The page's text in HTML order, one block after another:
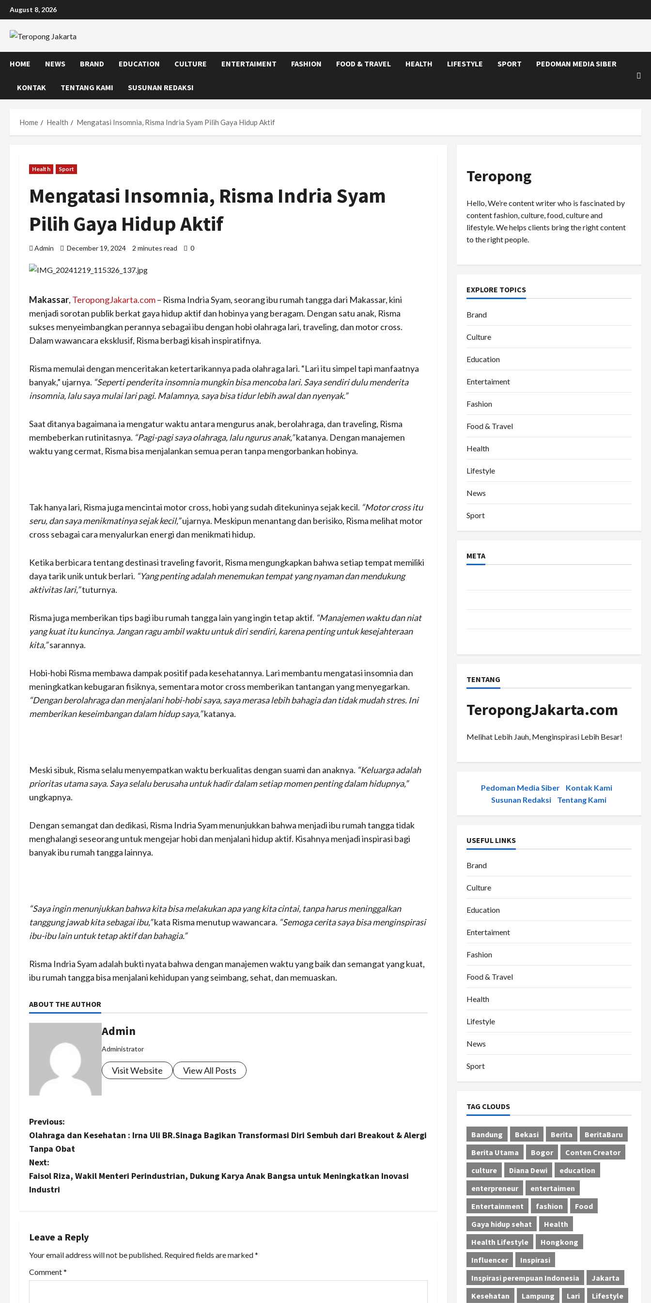
Skip
to
content
August 8, 2026
HOME NEWS BRAND EDUCATION CULTURE ENTERTAIMENT FASHION FOOD & TRAVEL HEALTH LIFESTYLE SPORT PEDOMAN MEDIA SIBER
KONTAK TENTANG KAMI SUSUNAN REDAKSI
Home Health Mengatasi Insomnia, Risma Indria Syam Pilih Gaya Hidup Aktif
Health Sport
Mengatasi Insomnia, Risma Indria Syam
Pilih Gaya Hidup Aktif
Admin December 19, 2024 2 minutes read 0
Makassar, TeropongJakarta.com– Risma Indria Syam, seorang ibu rumah tangga dari Makassar, kini
menjadi sorotan publik berkat gaya hidup aktif dan hobinya yang beragam. Dengan satu anak, Risma
sukses menyeimbangkan perannya sebagai ibu dengan hobi olahraga lari, traveling, dan motor cross.
Dalam wawancara eksklusif, Risma berbagi kisah inspiratifnya.
Risma memulai dengan menceritakan ketertarikannya pada olahraga lari. “Lari itu simpel tapi manfaatnya
banyak,” ujarnya. “Seperti penderita insomnia mungkin bisa mencoba lari. Saya sendiri dulu menderita
insomnia, lalu saya mulai lari pagi. Malamnya, saya bisa tidur lebih awal dan nyenyak.”
Saat ditanya bagaimana ia mengatur waktu antara mengurus anak, berolahraga, dan traveling, Risma
membeberkan rutinitasnya. “Pagi-pagi saya olahraga, lalu ngurus anak,”katanya. Dengan manajemen
waktu yang cermat, Risma bisa menjalankan semua peran tanpa mengorbankan hobinya.
Tak hanya lari, Risma juga mencintai motor cross, hobi yang sudah ditekuninya sejak kecil. “Motor cross itu
seru, dan saya menikmatinya sejak kecil,”ujarnya. Meskipun menantang dan berisiko, Risma melihat motor
cross sebagai cara menyalurkan energi dan menikmati hidup.
Ketika berbicara tentang destinasi traveling favorit, Risma mengungkapkan bahwa setiap tempat memiliki
daya tarik unik untuk berlari. “Yang penting adalah menemukan tempat yang nyaman dan mendukung
aktivitas lari,”tuturnya.
Risma juga memberikan tips bagi ibu rumah tangga lain yang ingin tetap aktif. “Manajemen waktu dan niat
yang kuat itu kuncinya. Jangan ragu ambil waktu untuk diri sendiri, karena penting untuk kesejahteraan
kita,”sarannya.
Hobi-hobi Risma membawa dampak positif pada kesehatannya. Lari membantu mengatasi insomnia dan
meningkatkan kebugaran fisiknya, sementara motor cross memberikan tantangan yang menyegarkan.
“Dengan berolahraga dan menjalani hobi-hobi saya, saya merasa lebih bahagia dan tidak mudah stres. Ini
memberikan keseimbangan dalam hidup saya,”katanya.
Meski sibuk, Risma selalu menyempatkan waktu berkualitas dengan suami dan anaknya. “Keluarga adalah
prioritas utama saya. Saya selalu berusaha untuk hadir dalam setiap momen penting dalam hidupnya,”
ungkapnya.
Dengan semangat dan dedikasi, Risma Indria Syam menunjukkan bahwa menjadi ibu rumah tangga tidak
menghalangi seseorang untuk mengejar hobi dan menjalani hidup aktif. Kisahnya menjadi inspirasi bagi
banyak ibu rumah tangga lainnya.
“Saya ingin menunjukkan bahwa kita bisa melakukan apa yang kita cintai, tanpa harus meninggalkan
tanggung jawab kita sebagai ibu,”kata Risma menutup wawancara. “Semoga cerita saya bisa menginspirasi
ibu-ibu lain untuk tetap aktif dan bahagia.”
Risma Indria Syam adalah bukti nyata bahwa dengan manajemen waktu yang baik dan semangat yang kuat,
ibu rumah tangga bisa menjalani kehidupan yang seimbang, sehat, dan memuaskan.
ABOUT THE AUTHOR
Admin
Administrator
Visit Website View All Posts
P
o
s
t
i
Previous:
Olahraga dan Kesehatan : Irna Uli BR.Sinaga Bagikan Transformasi Diri Sembuh dari Breakout & Alergi
Tanpa Obat
Next:
Faisol Riza, Wakil Menteri Perindustrian, Dukung Karya Anak Bangsa untuk Meningkatkan Inovasi
Industri
Leave a Reply
Your email address will not be published. Required fields are marked*
Comment*
Teropong
Hello, We’re content writer who is fascinated by
content fashion, culture, food, culture and
lifestyle. We helps clients bring the right content
to the right people.
EXPLORE TOPICS
Brand
Culture
Education
Entertaiment
Fashion
Food & Travel
Health
Lifestyle
News
Sport
META
TENTANG
TeropongJakarta.com
Melihat Lebih Jauh, Menginspirasi Lebih Besar!
Pedoman Media Siber Kontak Kami
Susunan Redaksi
Tentang Kami
USEFUL LINKS
Brand
Culture
Education
Entertaiment
Fashion
Food & Travel
Health
Lifestyle
News
Sport
TAG CLOUDS
Bandung Bekasi Berita
BeritaBaru
Berita Utama
Bogor
Conten Creator
culture
Diana Dewi
education
enterpreneur
entertaimen
Entertainment
fashion
Food
Gaya hidup sehat
Health
Health Lifestyle
Hongkong
Influencer
Inspirasi
Inspirasi perempuan Indonesia
Jakarta
Kesehatan
Lampung Lari
Lifestyle